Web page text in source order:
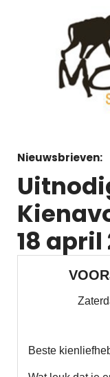
Nieuwsbrieven:
18 april